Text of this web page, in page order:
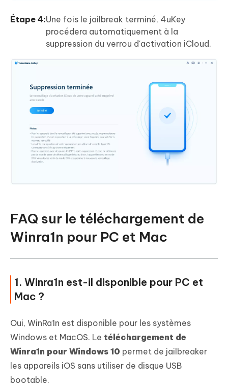
Étape 4:Une fois le jailbreak terminé, 4uKey
procédera automatiquement à la
suppression du verrou d'activation iCloud.
FAQ sur le téléchargement de
Winra1n pour PC et Mac
1. Winra1n est-il disponible pour PC et
Mac ?
Oui, WinRa1n est disponible pour les systèmes
Windows et MacOS. Le téléchargement de
Winra1n pour Windows 10 permet de jailbreaker
les appareils iOS sans utiliser de disque USB
bootable.